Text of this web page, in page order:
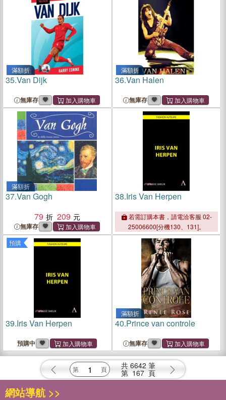
滿額折
35.Van Dijk
無庫存
滿額折
36.Van Halen
無庫存
滿額折
37.Van Gogh
79
209
無庫存
38.Iris Van Herpen
若需訂購本書，請電洽客服 02-
25006600[分機130、131]。
預購
39.Iris Van Herpen
預購中
滿額折
40.Prince van controle
無庫存
共 6642 筆
第 167 頁
網站導航 >>